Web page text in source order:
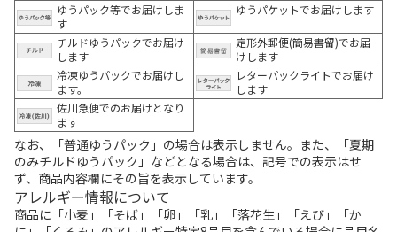
ゆうパック等でお届けしま
す
ゆうパケットでお届けします
チルドゆうパックでお届け
します
定形外郵便(簡易書留)でお届
けします
冷凍ゆうパックでお届けし
ます。
レターパックライトでお届け
します
佐川急便でのお届けとなり
ます
なお、「普通ゆうパック」の場合は表示しません。また、「夏期
のみチルドゆうパック」などとなる場合は、記号での表示はせ
ず、商品内容欄にその旨を表示しています。
アレルギー情報について
商品に「小麦」「そば」「卵」「乳」「落花生」「えび」「か